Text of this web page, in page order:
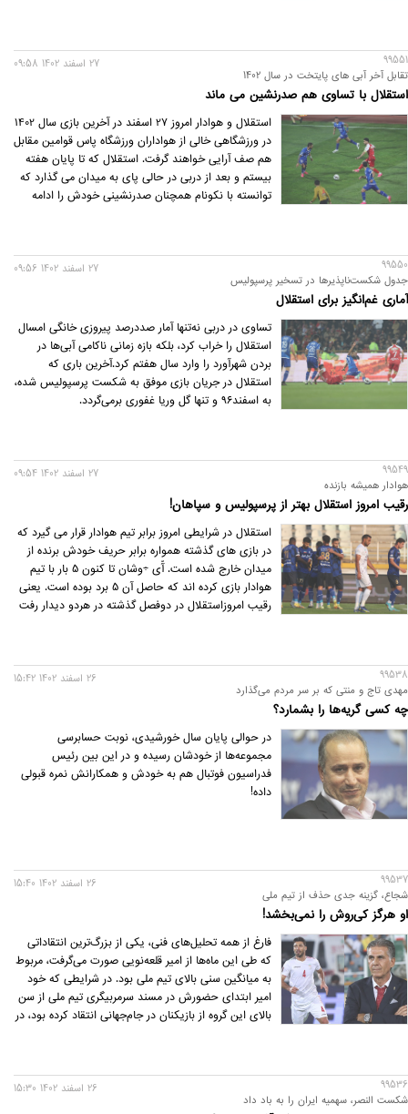
99551
تقابل آخر آبی های پایتخت در سال 1402
استقلال با تساوی هم صدرنشین می ماند
27 اسفند 1402 09:58
استقلال و هوادار امروز 27 اسفند در آخرین بازی سال 1402
در ورزشگاهی خالی از هواداران ورزشگاه پاس قوامین مقابل
هم صف آرایی خواهند گرفت. استقلال که تا پایان هفته
بیستم و بعد از دربی در حالی پای به میدان می گذارد که
توانسته با نکونام همچنان صدرنشینی خودش را ادامه
99550
جدول شکست‌ناپذیرها در تسخیر پرسپولیس
آماری غم‌انگیز برای استقلال
27 اسفند 1402 09:56
تساوی در دربی نه‌تنها آمار صددرصد پیروزی خانگی امسال
استقلال را خراب کرد، بلکه بازه زمانی ناکامی آبی‌ها در
بردن شهرآورد را وارد سال هفتم کرد.آخرین باری که
استقلال در جریان بازی موفق به شکست پرسپولیس شده،
به اسفند۹۶ و تنها گل وریا غفوری برمی‌گردد.
99549
هوادار همیشه بازنده
رقیب امروز استقلال بهتر از پرسپولیس و سپاهان!
27 اسفند 1402 09:54
استقلال در شرایطی امروز برابر تیم هوادار قرار می گیرد که
در بازی های گذشته همواره برابر حریف خودش برنده از
میدان خارج شده است. آّی ÷وشان تا کنون 5 بار با تیم
هوادار بازی کرده اند که حاصل آن 5 برد بوده است. یعنی
رقیب امروزاستقلال در دوفصل گذشته در هردو دیدار رفت
زدن 3 گل به بازی برگشتند و هر 3 امتیاز را از آن خودشان
کردند.
99538
مهدی تاج و منتی که بر سر مردم می‌گذارد
چه کسی گریه‌ها را بشمارد؟
26 اسفند 1402 15:42
در حوالی پایان سال خورشیدی، نوبت حسابرسی
مجموعه‌ها از خودشان رسیده و در این بین رئیس
فدراسیون فوتبال هم به خودش و همکارانش نمره قبولی
داده!
99537
شجاع، گزینه جدی حذف از تیم ملی
او هرگز کی‌روش را نمی‌بخشد!
26 اسفند 1402 15:40
فارغ از همه تحلیل‌های فنی، یکی از بزرگ‌ترین انتقاداتی
که طی این ماه‌ها از امیر قلعه‌نویی صورت می‌گرفت، مربوط
به میانگین سنی بالای تیم ملی بود. در شرایطی که خود
امیر ابتدای حضورش در مسند سرمربیگری تیم ملی از سن
بالای این گروه از بازیکنان در جام‌جهانی انتقاد کرده بود، در
99536
شکست النصر، سهمیه ایران را به باد داد
26 اسفند 1402 15:30